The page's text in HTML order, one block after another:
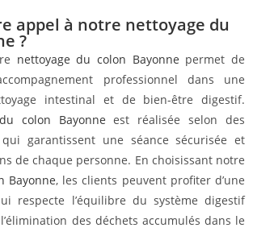
appel à notre nettoyage du
?
nettoyage du colon Bayonne permet de
professionnel dans une
intestinal et de bien-être digestif.
colon Bayonne est réalisée selon des
garantissent une séance sécurisée et
de chaque personne. En choisissant notre
Bayonne, les clients peuvent profiter d’une
respecte l’équilibre du système digestif
des déchets accumulés dans le